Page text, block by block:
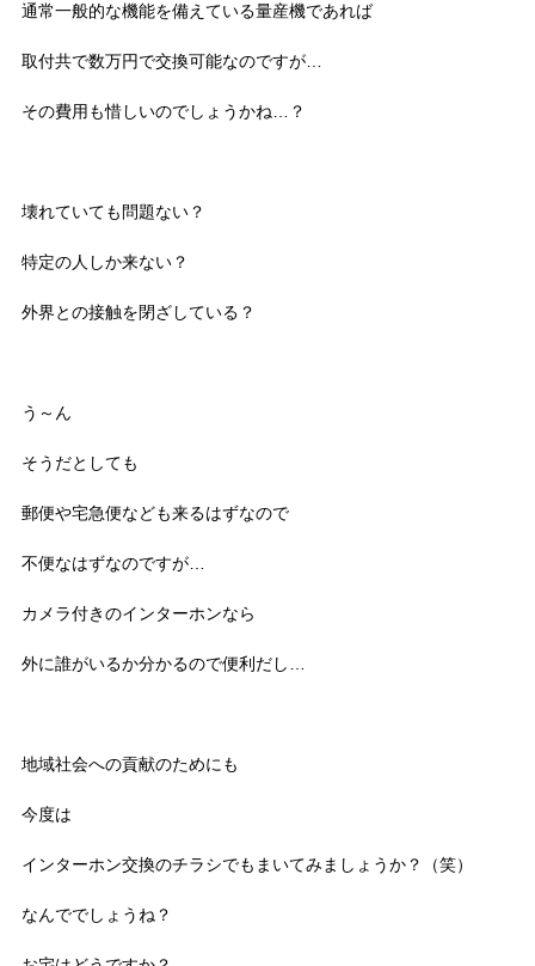
通常一般的な機能を備えている量産機であれば
取付共で数万円で交換可能なのですが…
その費用も惜しいのでしょうかね…？
壊れていても問題ない？
特定の人しか来ない？
外界との接触を閉ざしている？
う～ん
そうだとしても
郵便や宅急便なども来るはずなので
不便なはずなのですが…
カメラ付きのインターホンなら
外に誰がいるか分かるので便利だし…
地域社会への貢献のためにも
今度は
インターホン交換のチラシでもまいてみましょうか？（笑）
なんででしょうね？